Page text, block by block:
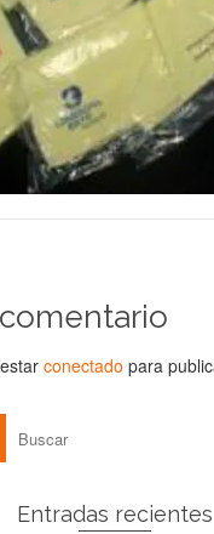
conectado para
Entradas recientes